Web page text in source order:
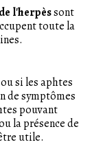
l'herpèssont
toute la
si les aphtes
de symptômes
pouvant
la présence de
utile.